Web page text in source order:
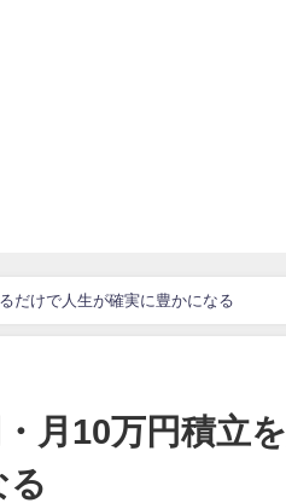
だけで人生が確実に豊かになる
・月10万円積立
る